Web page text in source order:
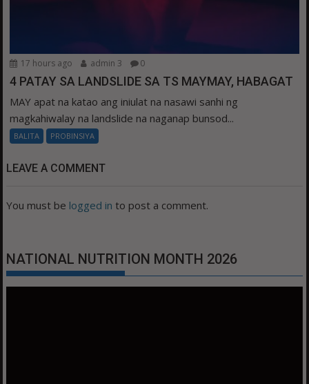
17 hours ago admin 3 0
4 PATAY SA LANDSLIDE SA TS MAYMAY, HABAGAT
MAY apat na katao ang iniulat na nasawi sanhi ng
magkahiwalay na landslide na naganap bunsod...
BALITA PROBINSIYA
LEAVE A COMMENT
You must be logged in to post a comment.
NATIONAL NUTRITION MONTH 2026